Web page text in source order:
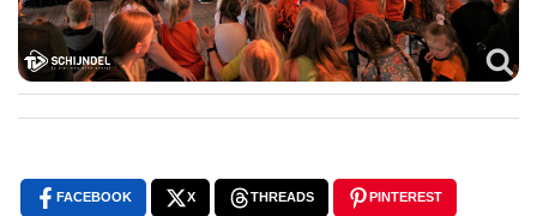
FACEBOOK X THREADS PINTEREST